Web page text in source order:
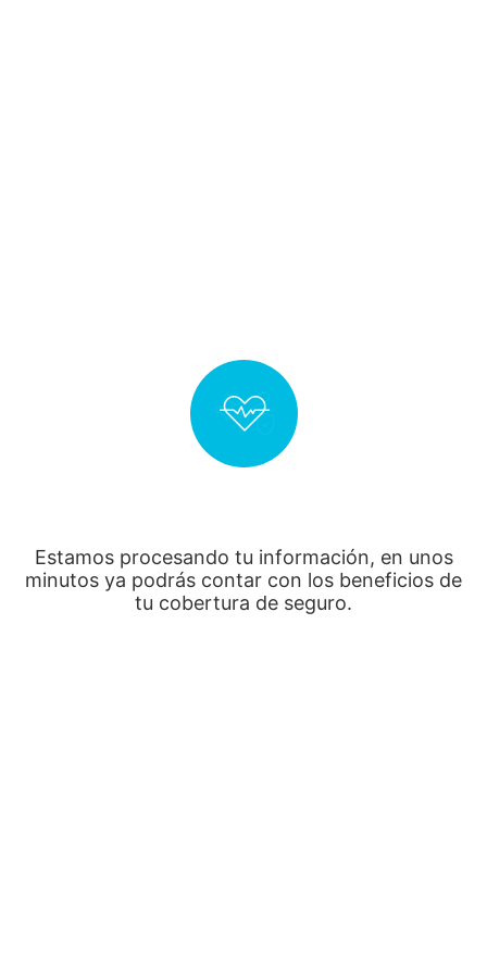
Estamos procesando tu información, en unos
minutos ya podrás contar con los beneficios de
tu cobertura de seguro.